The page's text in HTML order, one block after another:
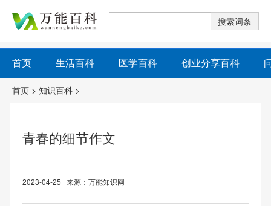
首页 生活百科 医学百科 创业分享百科
首页 > 知识百科 >
青春的细节作文
2023-04-25 来源：万能知识网